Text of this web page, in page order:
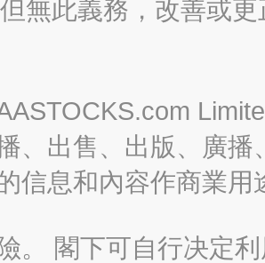
無此義務，改善或
、出售、出版、廣
信息和內容作商業用
。 閣下可自行决定